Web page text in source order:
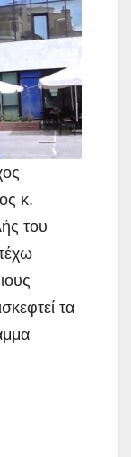
κ.
του
τα